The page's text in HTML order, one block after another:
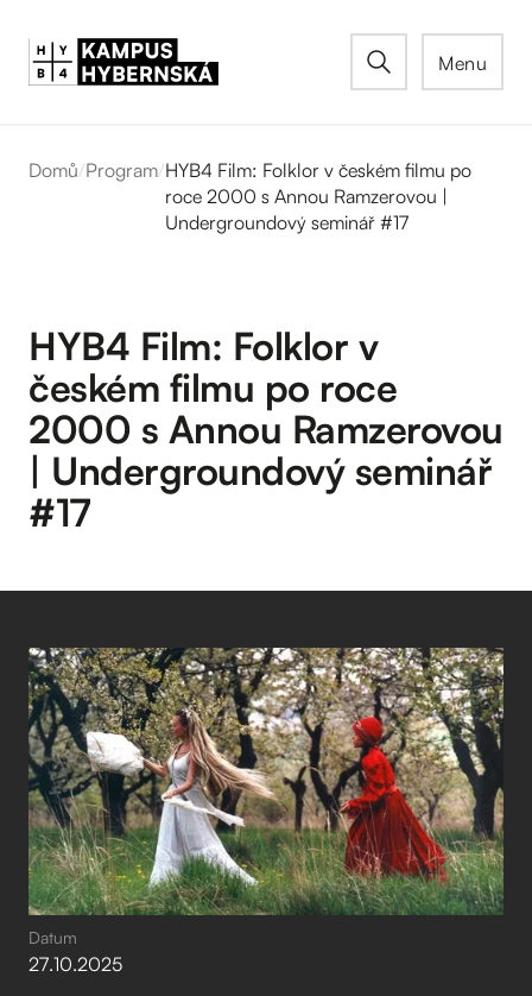
Menu
Domů/Program/HYB4 Film: Folklor v českém filmu po
roce 2000 s Annou Ramzerovou |
Undergroundový seminář #17
HYB4 Film: Folklor v
českém filmu po roce
2000 s Annou Ramzerovou
| Undergroundový seminář
#17
Datum
27.10.2025